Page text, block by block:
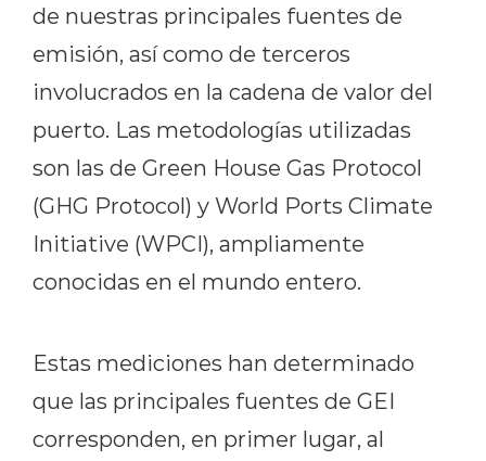
de nuestras principales fuentes de
emisión, así como de terceros
involucrados en la cadena de valor del
puerto. Las metodologías utilizadas
son las de Green House Gas Protocol
(GHG Protocol) y World Ports Climate
Initiative (WPCI), ampliamente
conocidas en el mundo entero.
Estas mediciones han determinado
que las principales fuentes de GEI
corresponden, en primer lugar, al